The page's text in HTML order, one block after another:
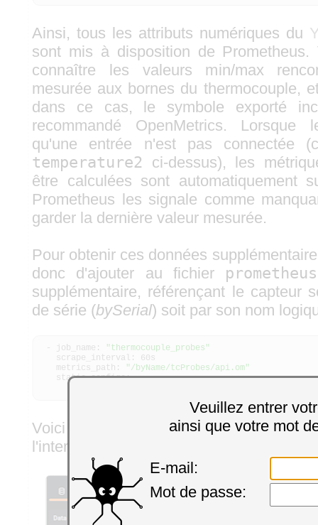
Veuillez entrer
ainsi que votre mot
E-mail:
Mot de passe:
Ainsi, tous les attributs numériques du
sont mis à disposition de Prometheus.
connaître les valeurs min/max
mesurée aux bornes du thermocouple,
dans ce cas, le symbole exporté
recommandé OpenMetrics. Lorsque
qu'une entrée n'est pas connectée
temperature2 ci-dessus), les
être calculées sont automatiquement
Prometheus les signale comme
garder la dernière valeur mesurée.
Pour obtenir ces données
donc d'ajouter au fichier
supplémentaire, référençant le capteur
de série (bySerial) soit par son nom
- job_name:
"thermocouple_probes"
scrape_interval: 60s
metrics_path:
"/byName/tcProbes/api.om"
static_configs:
Voici l'interface de sélection des
l'interface de Grafana, pour un